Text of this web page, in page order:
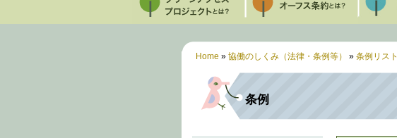
Home » 協働のしくみ（法律・条例等） » 条例リスト
条例